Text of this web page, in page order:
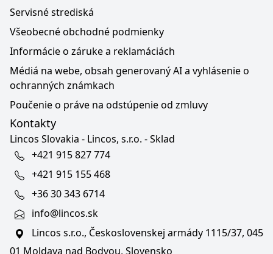
Servisné strediská
Všeobecné obchodné podmienky
Informácie o záruke a reklamáciách
Médiá na webe, obsah generovaný AI a vyhlásenie o
ochranných známkach
Poučenie o práve na odstúpenie od zmluvy
Kontakty
Lincos Slovakia - Lincos, s.r.o. - Sklad
+421 915 827 774
+421 915 155 468
+36 30 343 6714
info@lincos.sk
Lincos s.r.o., Československej armády 1115/37, 045
01 Moldava nad Bodvou, Slovensko